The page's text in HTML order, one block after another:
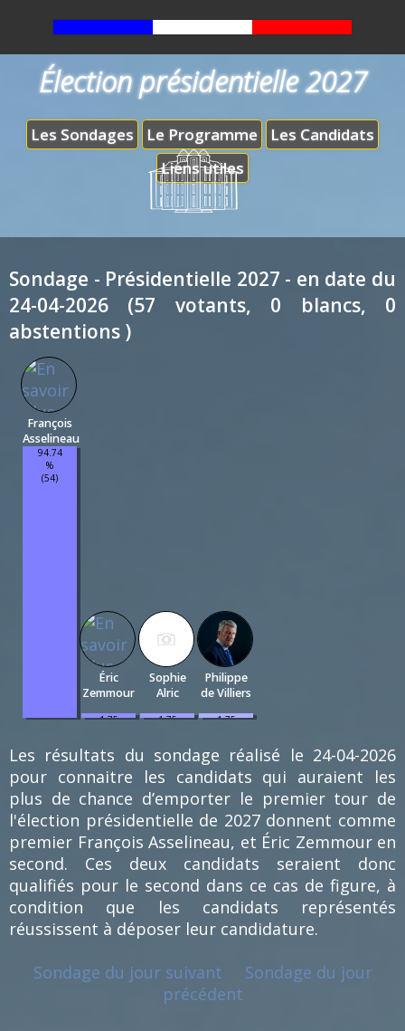
Les Sondages Le Programme
Les Candidats
Liens utiles
Élection présidentielle 2027
Sondage - Présidentielle 2027 - en date du
24-04-2026 (57 votants, 0 blancs, 0
abstentions )
François
Asselineau
94.74
%
(54)
Éric
Zemmour
1.75
Sophie
Alric
1.75
Philippe
de Villiers
1.75
Les résultats du sondage réalisé le 24-04-2026
pour connaitre les candidats qui auraient les
plus de chance d’emporter le premier tour de
l'élection présidentielle de 2027 donnent comme
premier François Asselineau, et Éric Zemmour en
second. Ces deux candidats seraient donc
qualifiés pour le second dans ce cas de figure, à
condition que les candidats représentés
réussissent à déposer leur candidature.
Sondage du jour suivant
Sondage du jour
précédent